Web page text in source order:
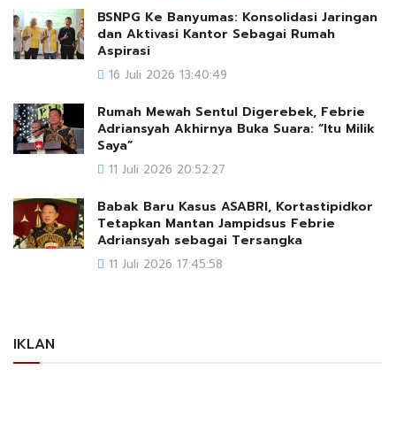
BSNPG Ke Banyumas: Konsolidasi Jaringan
dan Aktivasi Kantor Sebagai Rumah
Aspirasi
16 Juli 2026 13:40:49
Rumah Mewah Sentul Digerebek, Febrie
Adriansyah Akhirnya Buka Suara: “Itu Milik
Saya”
11 Juli 2026 20:52:27
Babak Baru Kasus ASABRI, Kortastipidkor
Tetapkan Mantan Jampidsus Febrie
Adriansyah sebagai Tersangka
11 Juli 2026 17:45:58
IKLAN